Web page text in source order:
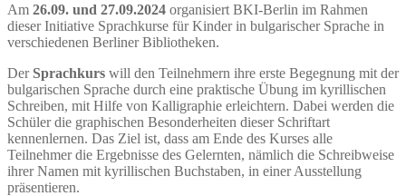
Am 26.09. und 27.09.2024 organisiert BKI-Berlin im Rahmen
dieser Initiative Sprachkurse für Kinder in bulgarischer Sprache in
verschiedenen Berliner Bibliotheken.
Der Sprachkurs will den Teilnehmern ihre erste Begegnung mit der
bulgarischen Sprache durch eine praktische Übung im kyrillischen
Schreiben, mit Hilfe von Kalligraphie erleichtern. Dabei werden die
Schüler die graphischen Besonderheiten dieser Schriftart
kennenlernen. Das Ziel ist, dass am Ende des Kurses alle
Teilnehmer die Ergebnisse des Gelernten, nämlich die Schreibweise
ihrer Namen mit kyrillischen Buchstaben, in einer Ausstellung
präsentieren.